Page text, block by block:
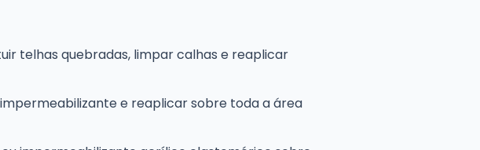
telhas quebradas, limpar calhas e reaplicar
e reaplicar sobre toda a área